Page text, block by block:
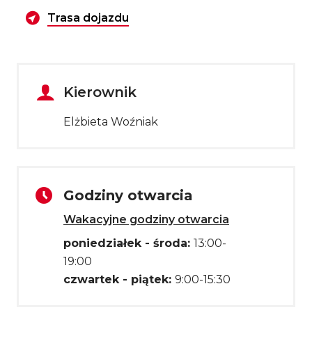
Wyznacz trasę dojazdu
Trasa dojazdu
Kierownik
Elżbieta Woźniak
Godziny otwarcia
Wakacyjne godziny otwarcia
poniedziałek - środa: 13:00-
19:00
czwartek - piątek: 9:00-15:30